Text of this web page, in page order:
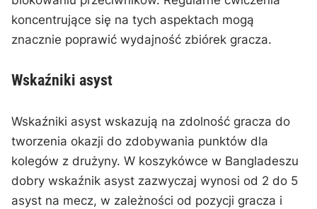
koncentrujące się na tych aspektach mogą
znacznie poprawić wydajność zbiórek gracza.
Wskaźniki asyst
Wskaźniki asyst wskazują na zdolność gracza do
tworzenia okazji do zdobywania punktów dla
kolegów z drużyny. W koszykówce w Bangladeszu
dobry wskaźnik asyst zazwyczaj wynosi od 2 do 5
asyst na mecz, w zależności od pozycji gracza i